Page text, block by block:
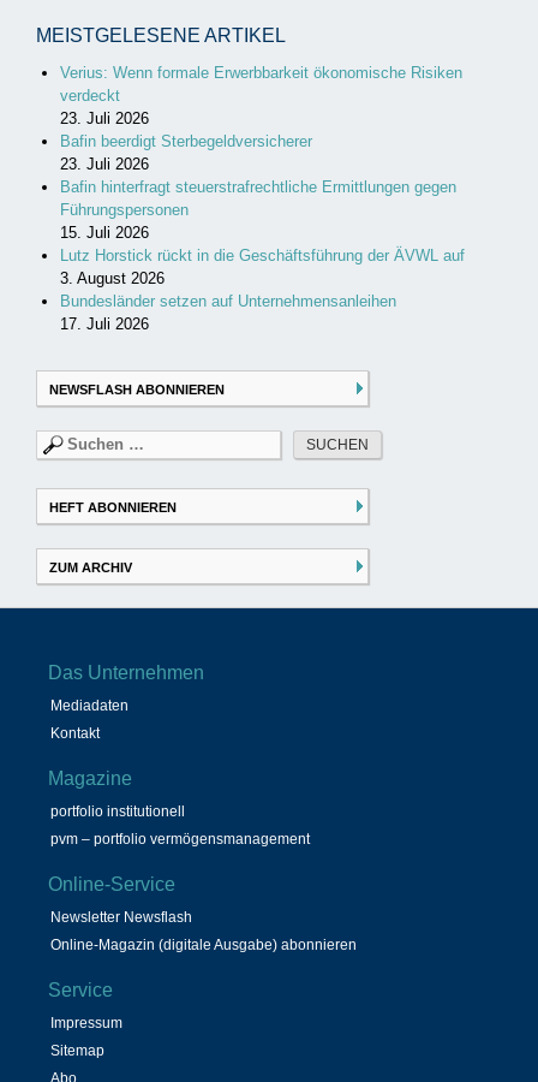
MEISTGELESENE ARTIKEL
Verius: Wenn formale Erwerbbarkeit ökonomische Risiken
verdeckt
23. Juli 2026
Bafin beerdigt Sterbegeldversicherer
23. Juli 2026
Bafin hinterfragt steuerstrafrechtliche Ermittlungen gegen
Führungspersonen
15. Juli 2026
Lutz Horstick rückt in die Geschäftsführung der ÄVWL auf
3. August 2026
Bundesländer setzen auf Unternehmensanleihen
17. Juli 2026
NEWSFLASH ABONNIEREN
Suchen
nach:
HEFT ABONNIEREN
ZUM ARCHIV
Das Unternehmen
Mediadaten
Kontakt
Magazine
portfolio institutionell
pvm – portfolio vermögensmanagement
Online-Service
Newsletter Newsflash
Online-Magazin (digitale Ausgabe) abonnieren
Service
Impressum
Sitemap
Abo